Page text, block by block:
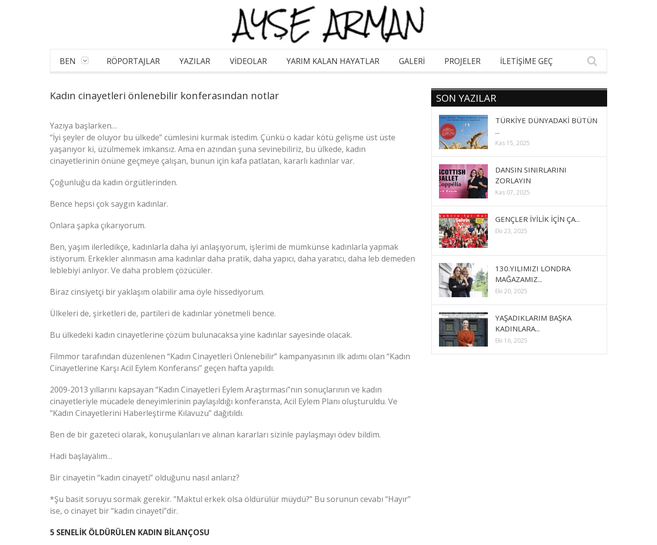
BEN RÖPORTAJLAR YAZILAR VİDEOLAR YARIM KALAN HAYATLAR GALERI PROJELER İLETİŞİME GEÇ
Kadın cinayetleri önlenebilir konferasından notlar
Yazıya başlarken…
“İyi şeyler de oluyor bu ülkede” cümlesini kurmak istedim. Çünkü o kadar kötü gelişme üst üste
yaşanıyor ki, üzülmemek imkansız. Ama en azından şuna sevinebiliriz, bu ülkede, kadın
cinayetlerinin önüne geçmeye çalışan, bunun için kafa patlatan, kararlı kadınlar var.
Çoğunluğu da kadın örgütlerinden.
Bence hepsi çok saygın kadınlar.
Onlara şapka çıkarıyorum.
Ben, yaşım ilerledikçe, kadınlarla daha iyi anlaşıyorum, işlerimi de mümkünse kadınlarla yapmak
istiyorum. Erkekler alınmasın ama kadınlar daha pratik, daha yapıcı, daha yaratıcı, daha leb demeden
leblebiyi anlıyor. Ve daha problem çözücüler.
Biraz cinsiyetçi bir yaklaşım olabilir ama öyle hissediyorum.
Ülkeleri de, şirketleri de, partileri de kadınlar yönetmeli bence.
Bu ülkedeki kadın cinayetlerine çözüm bulunacaksa yine kadınlar sayesinde olacak.
Filmmor tarafından düzenlenen “Kadın Cinayetleri Önlenebilir” kampanyasının ilk adımı olan “Kadın
Cinayetlerine Karşı Acil Eylem Konferansı” geçen hafta yapıldı.
2009-2013 yıllarını kapsayan “Kadın Cinayetleri Eylem Araştırması”nın sonuçlarının ve kadın
cinayetleriyle mücadele deneyimlerinin paylaşıldığı konferansta, Acil Eylem Planı oluşturuldu. Ve
“Kadın Cinayetlerini Haberleştirme Kılavuzu” dağıtıldı.
Ben de bir gazeteci olarak, konuşulanları ve alınan kararları sizinle paylaşmayı ödev bildim.
Hadi başlayalım…
Bir cinayetin “kadın cinayeti” olduğunu nasıl anlarız?
*Şu basit soruyu sormak gerekir. ”Maktul erkek olsa öldürülür müydü?” Bu sorunun cevabı “Hayır”
ise, o cinayet bir “kadın cinayeti”dir.
5 SENELİK ÖLDÜRÜLEN KADIN BİLANÇOSU
SON YAZILAR
TÜRKİYE DÜNYADAKİ BÜTÜN
...
Kas 15, 2025
DANSIN SINIRLARINI
ZORLAYIN
Kas 07, 2025
GENÇLER İYİLİK İÇİN ÇA...
Eki 23, 2025
130.YILIMIZI LONDRA
MAĞAZAMIZ...
Eki 20, 2025
YAŞADIKLARIM BAŞKA
KADINLARA...
Eki 16, 2025